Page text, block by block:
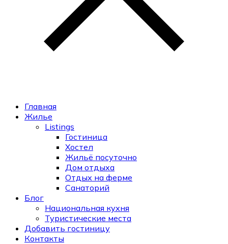
Главная
Жилье
Listings
Гостиница
Хостел
Жильё посуточно
Дом отдыха
Отдых на ферме
Санаторий
Блог
Национальная кухня
Туристические места
Добавить гостиницу
Контакты